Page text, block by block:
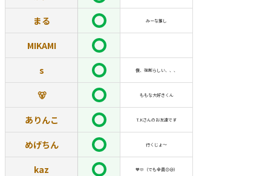
まる みーな推し
MIKAMI
s 僕、強制らしい、、、
🐻‍ ももな大好きくん
ありんこ T.Kさんのお友達です
めげちん 行くじょ〜
kaz 🧡🫶（でも全員😍😅）